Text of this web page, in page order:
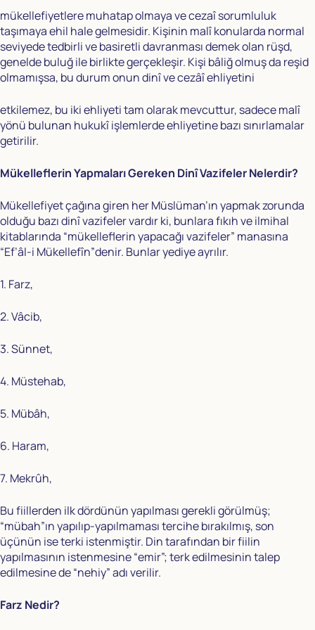
mükellefiyetlere muhatap olmaya ve cezaî sorumluluk
taşımaya ehil hale gelmesidir. Kişinin malî konularda normal
seviyede tedbirli ve basiretli davranması demek olan rüşd,
genelde buluğ ile birlikte gerçekleşir. Kişi bâliğ olmuş da reşid
olmamışsa, bu durum onun dinî ve cezâî ehliyetini
etkilemez, bu iki ehliyeti tam olarak mevcuttur, sadece malî
yönü bulunan hukukî işlemlerde ehliyetine bazı sınırlamalar
getirilir.
Mükelleflerin Yapmaları Gereken Dinî Vazifeler Nelerdir?
Mükellefiyet çağına giren her Müslüman’ın yapmak zorunda
olduğu bazı dinî vazifeler vardır ki, bunlara fıkıh ve ilmihal
kitablarında “mükelleflerin yapacağı vazifeler” manasına
“Ef’âl-i Mükellefîn”denir. Bunlar yediye ayrılır.
1. Farz,
2. Vâcib,
3. Sünnet,
4. Müstehab,
5. Mübâh,
6. Haram,
7. Mekrûh,
Bu fiillerden ilk dördünün yapılması gerekli görülmüş;
“mübah”ın yapılıp-yapılmaması tercihe bırakılmış, son
üçünün ise terki istenmiştir. Din tarafından bir fiilin
yapılmasının istenmesine “emir”; terk edilmesinin talep
edilmesine de “nehiy” adı verilir.
Farz Nedir?